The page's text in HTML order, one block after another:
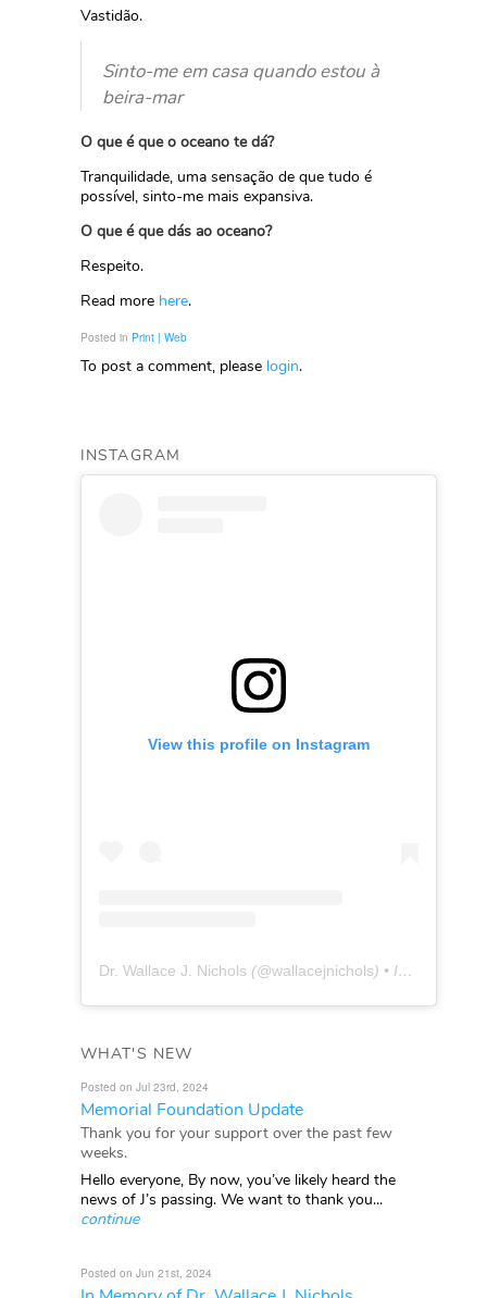
Vastidão.
Sinto-me em casa quando estou à
beira-mar
O que é que o oceano te dá?
Tranquilidade, uma sensação de que tudo é
possível, sinto-me mais expansiva.
O que é que dás ao oceano?
Respeito.
Read more here.
Posted in Print | Web
To post a comment, please login.
INSTAGRAM
View this profile on Instagram
Dr. Wallace J. Nichols (@wallacejnichols) • Instagram photos and videos
WHAT'S NEW
Posted on Jul 23rd, 2024
Memorial Foundation Update
Thank you for your support over the past few
weeks.
Hello everyone, By now, you’ve likely heard the
news of J’s passing. We want to thank you...
continue
Posted on Jun 21st, 2024